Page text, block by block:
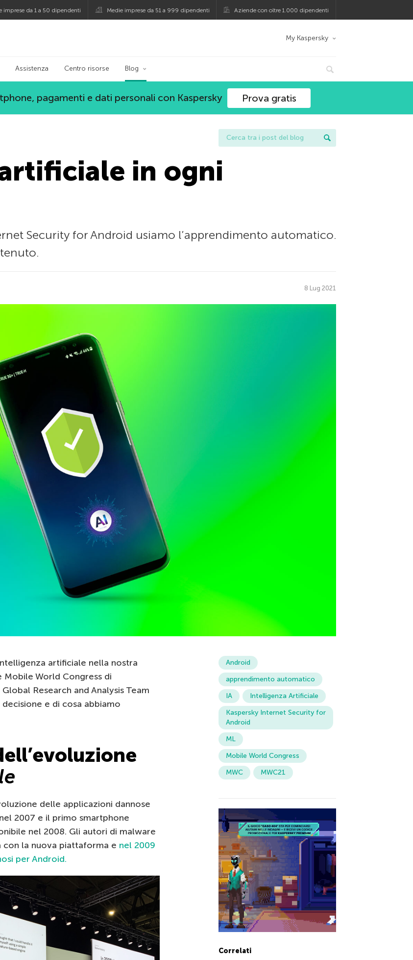
imprese da 1 a 50 dipendenti Medie imprese da 51 a 999 dipendenti Aziende con oltre 1.000 dipendenti
My Kaspersky
Assistenza Centro risorse Blog
pagamenti e dati personali con Kaspersky Prova gratis
in ogni
Security for Android usiamo l’apprendimento automatico.
8 Lug 2021
artificiale nella nostra
Mobile World Congress di
Research and Analysis Team
e di cosa abbiamo
delle applicazioni dannose
2007 e il primo smartphone
nel 2008. Gli autori di malware
con la nuova piattaforma e nel 2009
per Android.
Android
apprendimento automatico
IA
Intelligenza Artificiale
Kaspersky Internet Security for
Android
ML
Mobile World Congress
MWC
MWC21
Correlati